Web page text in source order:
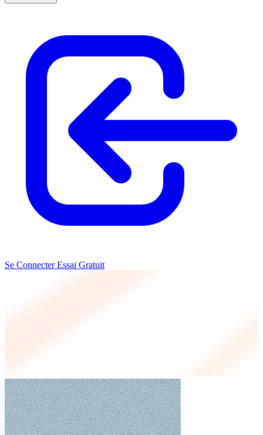
Se ConnecterEssai Gratuit